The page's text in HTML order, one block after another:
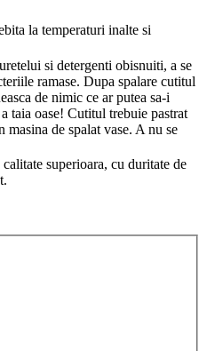
la temperaturi inalte si
si detergenti obisnuiti, a se
ramase. Dupa spalare cutitul
de nimic ce ar putea sa-i
taia oase! Cutitul trebuie pastrat
de spalat vase. A nu se
superioara, cu duritate de